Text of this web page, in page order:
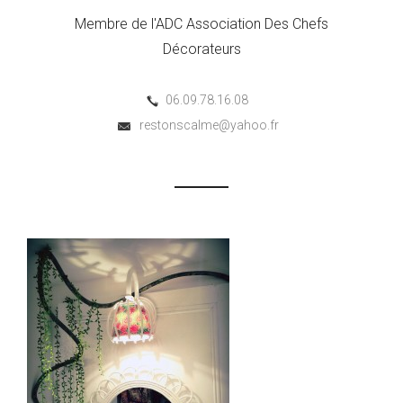
Membre de l'ADC Association Des Chefs
Décorateurs
06.09.78.16.08
restonscalme@yahoo.fr